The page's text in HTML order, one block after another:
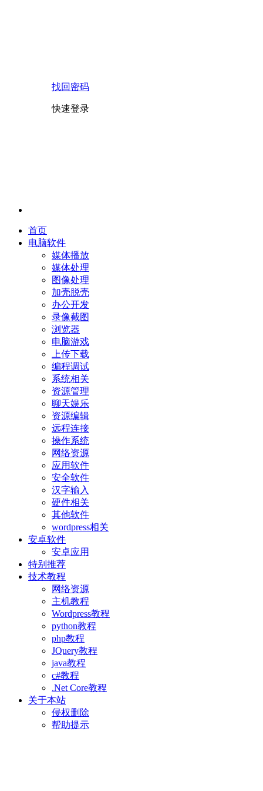
找回密码
快速登录
首页
电脑软件
媒体播放
媒体处理
图像处理
加壳脱壳
办公开发
录像截图
浏览器
电脑游戏
上传下载
编程调试
系统相关
资源管理
聊天娱乐
资源编辑
远程连接
操作系统
网络资源
应用软件
安全软件
汉字输入
硬件相关
其他软件
wordpress相关
安卓软件
安卓应用
特别推荐
技术教程
网络资源
主机教程
Wordpress教程
python教程
php教程
JQuery教程
java教程
c#教程
.Net Core教程
关于本站
侵权删除
帮助提示